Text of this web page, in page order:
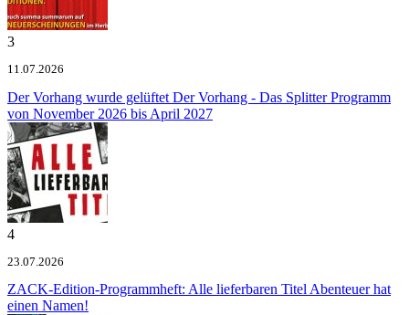
3
11.07.2026
Der Vorhang wurde gelüftet Der Vorhang - Das Splitter Programm
von November 2026 bis April 2027
4
23.07.2026
ZACK-Edition-Programmheft: Alle lieferbaren Titel Abenteuer hat
einen Namen!